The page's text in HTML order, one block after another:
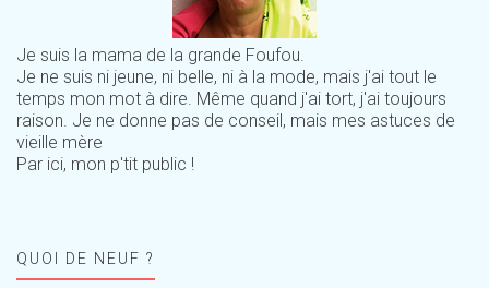
Je suis la mama de la grande Foufou.
Je ne suis ni jeune, ni belle, ni à la mode, mais j'ai tout le
temps mon mot à dire. Même quand j'ai tort, j'ai toujours
raison. Je ne donne pas de conseil, mais mes astuces de
vieille mère
Par ici, mon p'tit public !
QUOI DE NEUF ?